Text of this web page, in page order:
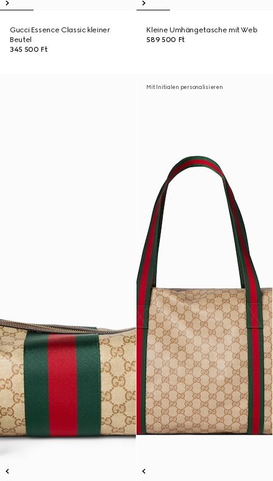
Gucci Essence Classic kleiner
Beutel
345 500 Ft
Kleine Umhängetasche mit Web
589 500 Ft
Mit Initialen personalisieren